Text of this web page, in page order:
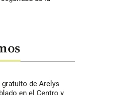
de Arelys
en el Centro y